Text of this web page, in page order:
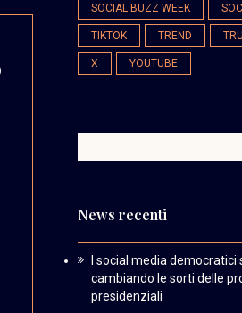
SOCIAL BUZZ WEEK
TIKTOK TREND
X YOUTUBE
News recenti
I social media democratici
cambiando le sorti delle
presidenziali